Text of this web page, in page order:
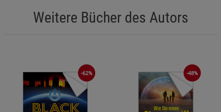
Weitere Bücher des Autors
-62% -48%